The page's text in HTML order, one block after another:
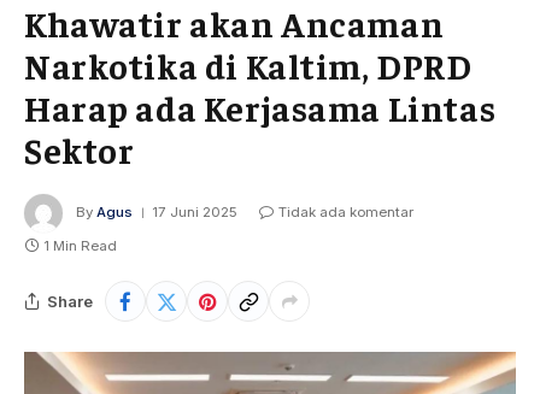
Khawatir akan Ancaman
Narkotika di Kaltim, DPRD
Harap ada Kerjasama Lintas
Sektor
By Agus 17 Juni 2025
Tidak ada komentar
1 Min Read
Share